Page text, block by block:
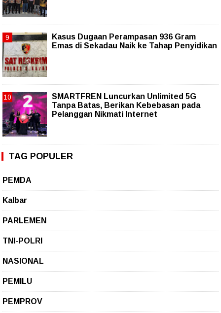
Kasus Dugaan Perampasan 936 Gram
Emas di Sekadau Naik ke Tahap Penyidikan
SMARTFREN Luncurkan Unlimited 5G
Tanpa Batas, Berikan Kebebasan pada
Pelanggan Nikmati Internet
TAG POPULER
PEMDA
Kalbar
PARLEMEN
TNI-POLRI
NASIONAL
PEMILU
PEMPROV